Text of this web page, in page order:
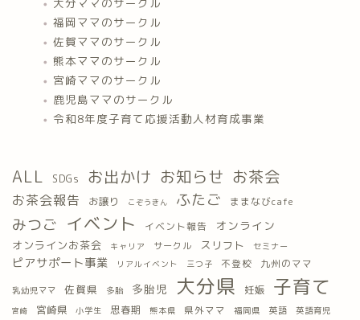
福岡ママのサークル
佐賀ママのサークル
熊本ママのサークル
宮崎ママのサークル
鹿児島ママのサークル
令和8年度子育て応援活動人材育成事業
ALL SDGs お出かけ お知らせ お茶会
お茶会報告 お譲り こぞうきん ふたご ままなびcafe
みつご イベント イベント報告 オンライン
オンラインお茶会 キャリア サークル スリフト セミナー
ピアサポート事業 リアルイベント 三つ子 不登校 九州のママ
乳幼児ママ 佐賀県 多胎 多胎児 大分県 妊娠 子育て
宮崎 宮崎県 小学生 思春期 熊本県 県外ママ 福岡県 英語 英語育児